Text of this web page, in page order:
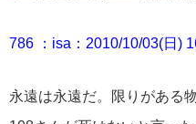
786 ：isa：2010/10/03(日)
永遠は永遠だ。限りがある